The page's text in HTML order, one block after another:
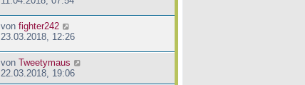
von fighter242
23.03.2018, 12:26
von Tweetymaus
22.03.2018, 19:06